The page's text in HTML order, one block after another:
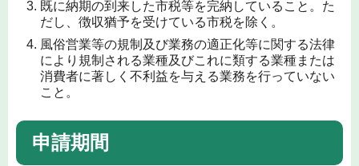
既に納期の到来した市税等を完納していること。た
だし、徴収猶予を受けている市税を除く。
風俗営業等の規制及び業務の適正化等に関する法律
により規制される業種及びこれに類する業種または
消費者に著しく不利益を与える業務を行っていない
こと。
申請期間